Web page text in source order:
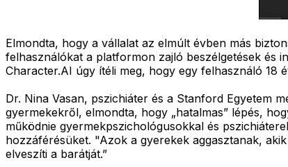
Elmondta, hogy a vállalat az elmúlt évben más
felhasználókat a platformon zajló beszélgetések és
Character.AI úgy ítéli meg, hogy egy felhasználó 18
Dr. Nina Vasan, pszichiáter és a Stanford Egyetem
gyermekekről, elmondta, hogy „hatalmas” lépés,
működnie gyermekpszichológusokkal és
hozzáférésüket. "Azok a gyerekek aggasztanak,
elveszíti a barátját.”